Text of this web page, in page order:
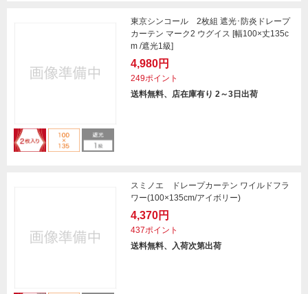
東京シンコール 2枚組 遮光･防炎ドレープ
カーテン マーク2 ウグイス [幅100×丈135c
m /遮光1級]
4,980円
249ポイント
送料無料、店在庫有り 2～3日出荷
スミノエ ドレープカーテン ワイルドフラ
ワー(100×135cm/アイボリー)
4,370円
437ポイント
送料無料、入荷次第出荷